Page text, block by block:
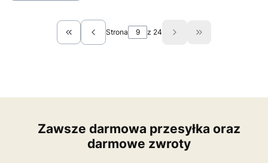
Wróć do pierwszej strony z produktami
Strona z 24 Przejdź do
Zawsze darmowa przesyłka oraz
darmowe zwroty